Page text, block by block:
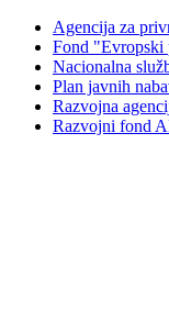
Agencija za
Fond "Evropski
Nacionalna
Plan javnih
Razvojna
Razvojni fond